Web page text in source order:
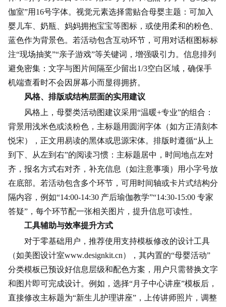
伽室”用16号字体。视觉元素选择需贴合母婴主题：可加入
婴儿车 、奶瓶、妈妈拥抱宝宝等图标，或使用柔和的粉色、
蓝色作为背景色。若活动包含互动环节，可用对话框图标标
注“现场抽奖”“亲子游戏”等关键词，增强吸引力。信息排列
避免密集：文字与图片间隔至少留出1/3空白区域，确保手
机端查看时不会因屏幕小而显得拥挤。
风格、排版或结构层面的实用建议
风格上，母婴类活动图建议采用“温暖+专业”的组合：
背景用浅米色或淡粉色，主标题用圆润字体（如方正清刻本
悦宋），正文用易读的黑体或思源宋体。排版时遵循“从上
到下、从左到右”的阅读习惯：主标题居中，时间地点左对
齐，报名方式右对齐，补充信息（如注意事项）用小字号放
在底部。若活动包含多个环节，可用时间轴或卡片式结构分
隔内容，例如“14:00-14:30 产后瑜伽教学”“14:30-15:00 专家
答疑”，每个环节配一张相关图片，提升信息可读性。
工具辅助与效率提升方式
对于零基础用户，推荐使用支持模板修改的设计工具
（如美图设计室www.designkit.cn），其内置的“母婴活动”
分类模板已预设好信息层级和配色方案，用户只需替换文字
和图片即可完成设计。例如，选择“月子中心讲座”模板后，
直接修改主标题为“新生儿护理讲座”，上传讲师照片，调整